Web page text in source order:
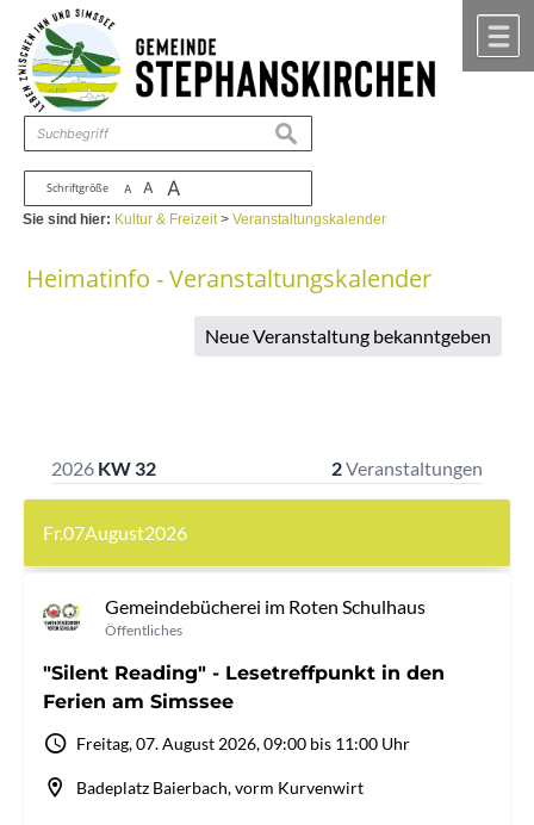
Zum Inhalt ,zur Navigation
Schriftgröße A A A
suchen
Sie sind hier: Kultur & Freizeit>Veranstaltungskalender
Heimatinfo - Veranstaltungskalender